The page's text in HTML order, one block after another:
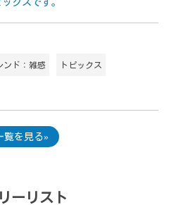
クスです。
ンド：雑感 トピックス
覧を見る
ーリスト